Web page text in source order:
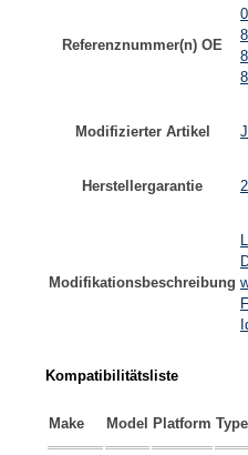
Referenznummer(n) OE
Modifizierter Artikel
Herstellergarantie
Modifikationsbeschreibung
Kompatibilitätsliste
Make Model Platform Type